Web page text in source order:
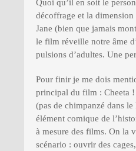
Quoi qu’il en soit le
décoffrage et la
Jane (bien que jamais
le film réveille notre âme
pulsions d’adultes. Une
Pour finir je me dois
principal du film : Cheeta
(pas de chimpanzé dans
élément comique de
à mesure des films. On la
scénario : ouvrir des